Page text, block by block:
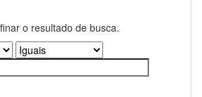
o resultado de busca.